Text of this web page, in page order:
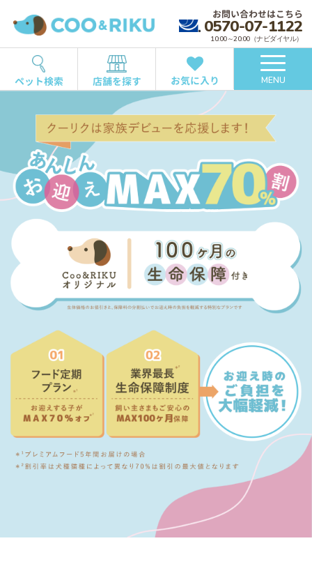
お問い合わせはこちら
0570-07-1122
10:00～20:00（ナビダイヤル）
ペット検索 店舗を探す お気に入り MENU